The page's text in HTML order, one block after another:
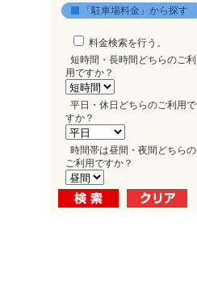
「駐車場料金」から探す
料金検索を行う。
短時間・長時間どちらのご利
用ですか？
平日・休日どちらのご利用で
すか？
時間帯は昼間・夜間どちらの
ご利用ですか？